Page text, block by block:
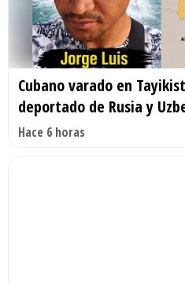
Cubano varado en
deportado de Rusia y
Hace 6 horas